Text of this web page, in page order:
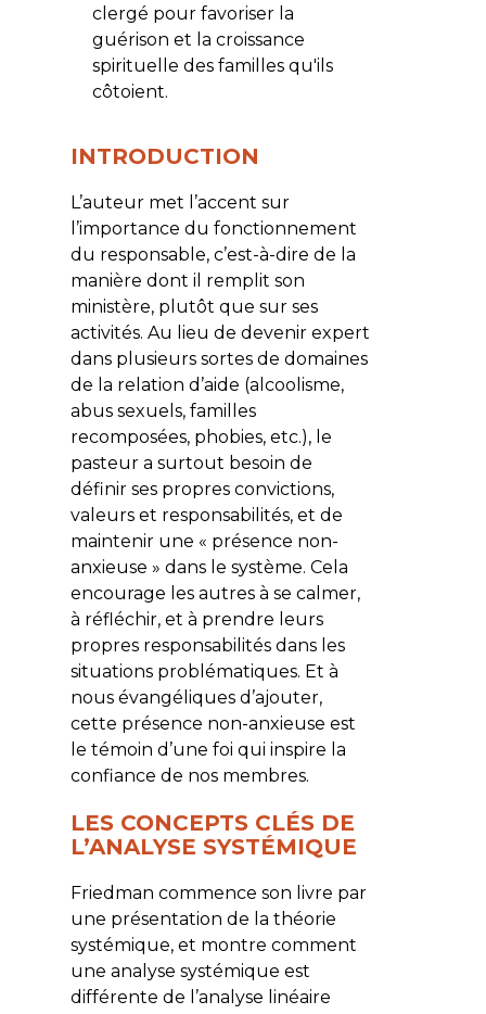
clergé pour favoriser la
guérison et la croissance
spirituelle des familles qu'ils
côtoient.
INTRODUCTION
L’auteur met l’accent sur
l’importance du fonctionnement
du responsable, c’est-à-dire de la
manière dont il remplit son
ministère, plutôt que sur ses
activités. Au lieu de devenir expert
dans plusieurs sortes de domaines
de la relation d’aide (alcoolisme,
abus sexuels, familles
recomposées, phobies, etc.), le
pasteur a surtout besoin de
définir ses propres convictions,
valeurs et responsabilités, et de
maintenir une « présence non-
anxieuse » dans le système. Cela
encourage les autres à se calmer,
à réfléchir, et à prendre leurs
propres responsabilités dans les
situations problématiques. Et à
nous évangéliques d’ajouter,
cette présence non-anxieuse est
le témoin d’une foi qui inspire la
confiance de nos membres.
LES CONCEPTS CLÉS DE
L’ANALYSE SYSTÉMIQUE
Friedman commence son livre par
une présentation de la théorie
systémique, et montre comment
une analyse systémique est
différente de l’analyse linéaire